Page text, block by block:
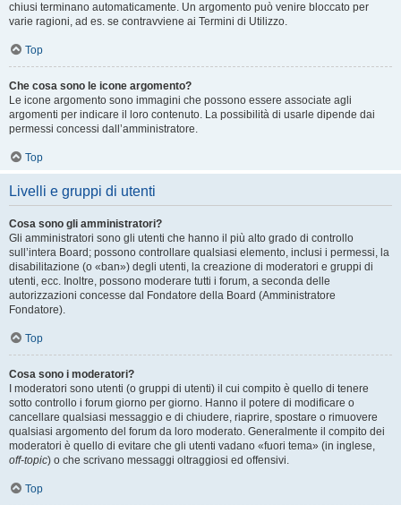
chiusi terminano automaticamente. Un argomento può venire bloccato per
varie ragioni, ad es. se contravviene ai Termini di Utilizzo.
Top
Che cosa sono le icone argomento?
Le icone argomento sono immagini che possono essere associate agli
argomenti per indicare il loro contenuto. La possibilità di usarle dipende dai
permessi concessi dall’amministratore.
Top
Livelli e gruppi di utenti
Cosa sono gli amministratori?
Gli amministratori sono gli utenti che hanno il più alto grado di controllo
sull’intera Board; possono controllare qualsiasi elemento, inclusi i permessi, la
disabilitazione (o «ban») degli utenti, la creazione di moderatori e gruppi di
utenti, ecc. Inoltre, possono moderare tutti i forum, a seconda delle
autorizzazioni concesse dal Fondatore della Board (Amministratore
Fondatore).
Top
Cosa sono i moderatori?
I moderatori sono utenti (o gruppi di utenti) il cui compito è quello di tenere
sotto controllo i forum giorno per giorno. Hanno il potere di modificare o
cancellare qualsiasi messaggio e di chiudere, riaprire, spostare o rimuovere
qualsiasi argomento del forum da loro moderato. Generalmente il compito dei
moderatori è quello di evitare che gli utenti vadano «fuori tema» (in inglese,
off-topic) o che scrivano messaggi oltraggiosi ed offensivi.
Top